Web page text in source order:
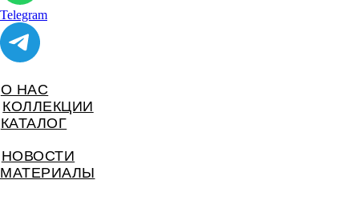
О НАС
КОЛЛЕКЦИИ
КАТАЛОГ
НОВОСТИ
МАТЕРИАЛЫ
Telegram